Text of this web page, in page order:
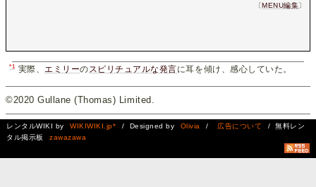
〔MENU編集〕
*1 実際、 エミリーの スピリチュアルな発言に耳を傾け、感心していた。
©2020 Gullane (Thomas) Limited.
レンタルWIKI by WIKIWIKI.jp* / Designed by Olivia / 広告について
/ 無料レン
タル掲示板
zawazawa